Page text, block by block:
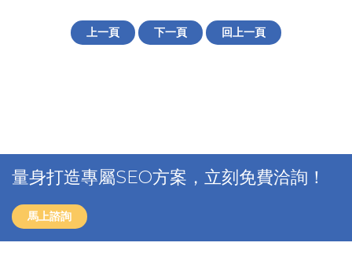
上一頁 下一頁 回上一頁
量身打造專屬SEO方案，立刻免費洽詢！
馬上諮詢